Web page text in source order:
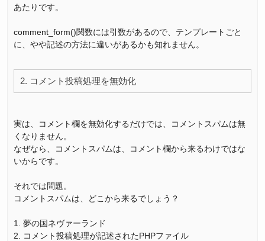
あたりです。
comment_form()関数には引数があるので、テンプレートごと
に、やや記述の方法に違いがあるかも知れません。
2. コメント投稿処理を無効化
実は、コメント欄を無効化するだけでは、コメントスパムは無
くなりません。
なぜなら、コメントスパムは、コメント欄から来るわけではな
いからです。
それでは問題。
コメントスパムは、どこから来るでしょう？
1. 夢の国ネヴァーランド
2. コメント投稿処理が記述されたPHPファイル